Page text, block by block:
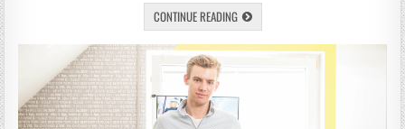
CONTINUE READING